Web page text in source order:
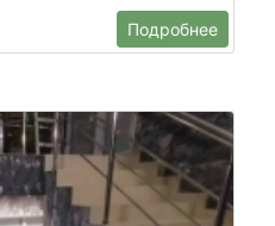
Подробнее